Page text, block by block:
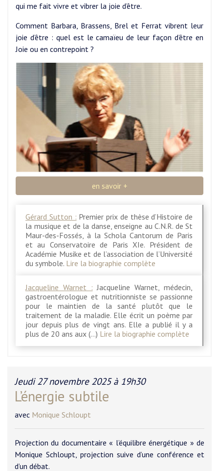
qui me fait vivre et vibrer la joie d’être.
Comment Barbara, Brassens, Brel et Ferrat vibrent leur
joie d’être : quel est le camaïeu de leur façon d’être en
Joie ou en contrepoint ?
en savoir +
Gérard Sutton : Premier prix de thèse d’Histoire de
la musique et de la danse, enseigne au C.N.R. de St
Maur-des-Fossés, à la Schola Cantorum de Paris
et au Conservatoire de Paris XIe. Président de
Académie Musike et de l’association de l’Université
du symbole. Lire la biographie complète
Jacqueline Warnet : Jacqueline Warnet, médecin,
gastroentérologue et nutritionniste se passionne
pour le maintien de la santé plutôt que le
traitement de la maladie. Elle écrit un poème par
jour depuis plus de vingt ans. Elle a publié il y a
plus de 20 ans aux (…) Lire la biographie complète
Jeudi 27 novembre 2025 à 19h30
L’énergie subtile
avec Monique Schloupt
Projection du documentaire « l’équilibre énergétique » de
Monique Schloupt, projection suive d’une conférence et
d’un débat.